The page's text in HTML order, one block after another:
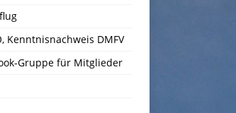
Kenntnisnachweis DMFV
Gruppe für Mitglieder